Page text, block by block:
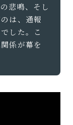
悲鳴、そし
は、通報
した。こ
係が幕を